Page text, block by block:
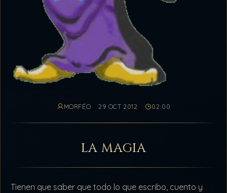
MORFÉO 29 OCT 2012 02:00
LA MAGIA
Tienen que saber que todo lo que escribo, cuento y